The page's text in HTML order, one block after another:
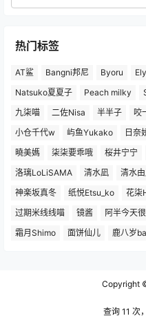
热门标签
AT鲨 Bangni邦尼 Byoru
Natsuko夏夏子
Peach milky
九柒喵
二佐Nisa 半半子 咬
小仓千代w
屿鱼Yukako 日奈
曉美媽
柒柒要乖哦 桜井宁宁
洛璃LoLiSAMA
清水凪 清水
神楽坂真冬
纸悦Etsu_ko 花柒
过期米线线喵
镜酱 阿半今天
霜月Shimo
面饼仙儿 鹿八岁
Copyright
查询 11 次